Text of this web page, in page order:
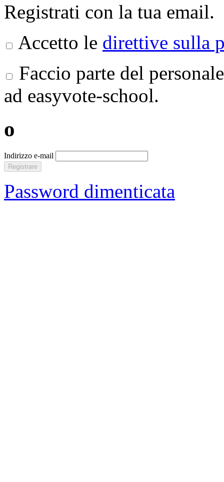
Registrati con la tua email.
Accetto le direttive sulla
Faccio parte del
ad easyvote-school.
o
Indirizzo e-mail
Registrare
Password dimenticata